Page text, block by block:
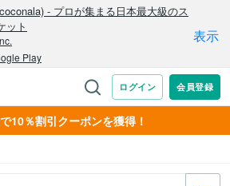
10％割引クーポンを獲得！